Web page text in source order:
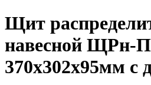
Щит
навесной ЩРн-
370х302х95мм с